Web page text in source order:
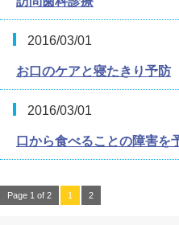
2016/03/01
お口のケアと寝たきり予防
2016/03/01
口から食べることの障害を
Page 1 of 2 1 2